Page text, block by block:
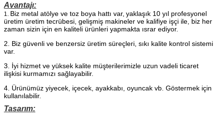
Avantajı:
1. Biz metal atölye ve toz boya hattı var, yaklaşık 10 yıl profesyonel
üretim üretim tecrübesi, gelişmiş makineler ve kalifiye işçi ile, biz her
zaman sizin için en kaliteli ürünleri yapmakta ısrar ediyor.
2. Biz güvenli ve benzersiz üretim süreçleri, sıkı kalite kontrol sistemi
var.
3. İyi hizmet ve yüksek kalite müşterilerimizle uzun vadeli ticaret
ilişkisi kurmamızı sağlayabilir.
4. Ürünümüz yiyecek, içecek, ayakkabı, oyuncak vb. Göstermek için
kullanılabilir.
Tasarım: